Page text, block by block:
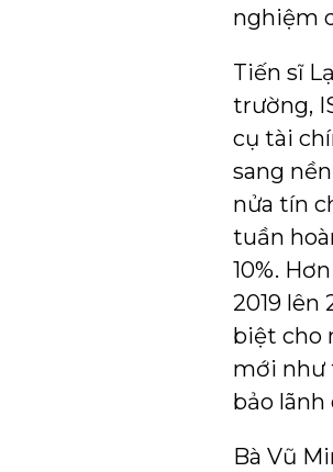
nghiệm
Tiến sĩ
trường,
cụ tài
sang
nửa tín
tuần
10%.
2019 lên
biệt cho
mới như
bảo
Bà Vũ